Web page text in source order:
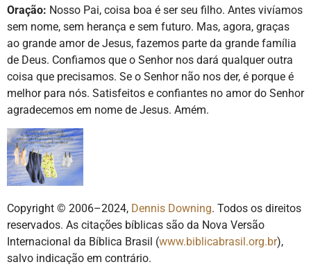
Oração: Nosso Pai, coisa boa é ser seu filho. Antes vivíamos
sem nome, sem herança e sem futuro. Mas, agora, graças
ao grande amor de Jesus, fazemos parte da grande família
de Deus. Confiamos que o Senhor nos dará qualquer outra
coisa que precisamos. Se o Senhor não nos der, é porque é
melhor para nós. Satisfeitos e confiantes no amor do Senhor
agradecemos em nome de Jesus. Amém.
Copyright © 2006–2024, Dennis Downing. Todos os direitos
reservados. As citações bíblicas são da Nova Versão
Internacional da Bíblica Brasil (www.biblicabrasil.org.br),
salvo indicação em contrário.